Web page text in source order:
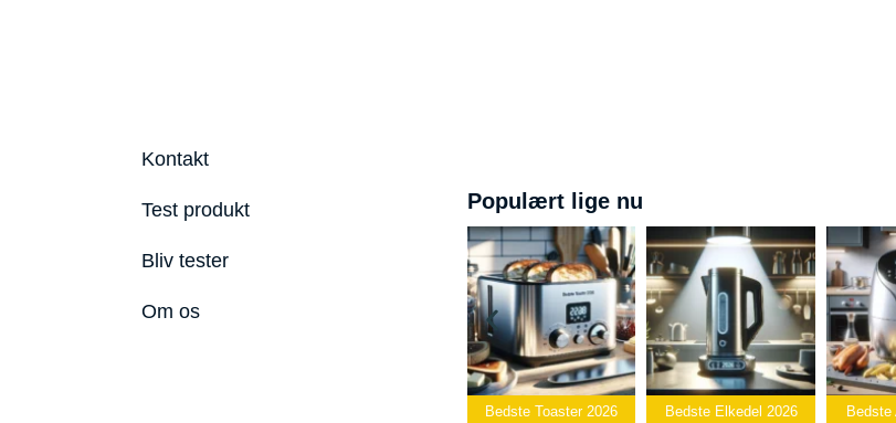
Kontakt
Test produkt
Bliv tester
Om os
Populært lige nu
Bedste Toaster 2026 Bedste Elkedel 2026 Bedste